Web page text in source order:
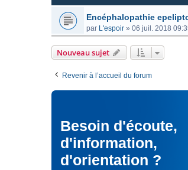
Encéphalopathie
par L'espoir » 06 juil. 2018
Nouveau sujet
Revenir à l’accueil du forum
Besoin d'écoute,
d'information,
d'orientation ?